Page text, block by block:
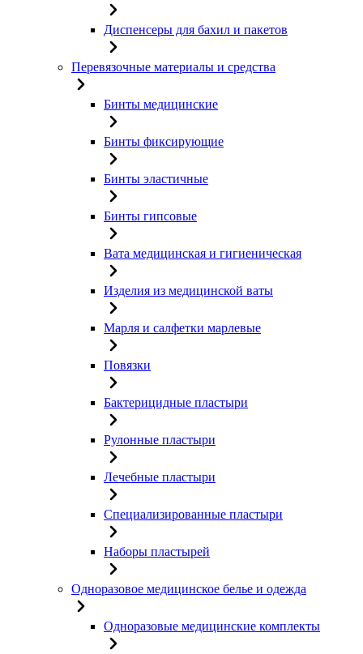
Диспенсеры для бахил и пакетов
Перевязочные материалы и средства
Бинты медицинские
Бинты фиксирующие
Бинты эластичные
Бинты гипсовые
Вата медицинская и гигиеническая
Изделия из медицинской ваты
Марля и салфетки марлевые
Повязки
Бактерицидные пластыри
Рулонные пластыри
Лечебные пластыри
Специализированные пластыри
Наборы пластырей
Одноразовое медицинское белье и одежда
Одноразовые медицинские комплекты